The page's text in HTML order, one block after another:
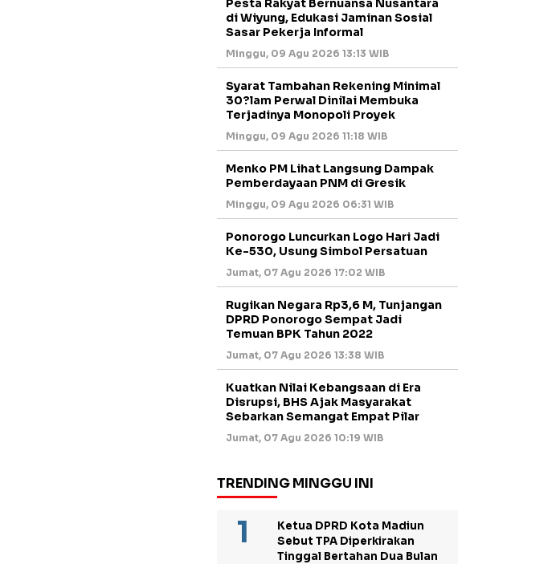
Pesta Rakyat Bernuansa Nusantara
di Wiyung, Edukasi Jaminan Sosial
Sasar Pekerja Informal
Minggu, 09 Agu 2026 13:13 WIB
Syarat Tambahan Rekening Minimal
30?lam Perwal Dinilai Membuka
Terjadinya Monopoli Proyek
Minggu, 09 Agu 2026 11:18 WIB
Menko PM Lihat Langsung Dampak
Pemberdayaan PNM di Gresik
Minggu, 09 Agu 2026 06:31 WIB
Ponorogo Luncurkan Logo Hari Jadi
Ke-530, Usung Simbol Persatuan
Jumat, 07 Agu 2026 17:02 WIB
Rugikan Negara Rp3,6 M, Tunjangan
DPRD Ponorogo Sempat Jadi
Temuan BPK Tahun 2022
Jumat, 07 Agu 2026 13:38 WIB
Kuatkan Nilai Kebangsaan di Era
Disrupsi, BHS Ajak Masyarakat
Sebarkan Semangat Empat Pilar
Jumat, 07 Agu 2026 10:19 WIB
TRENDING MINGGU INI
Ketua DPRD Kota Madiun
Sebut TPA Diperkirakan
Tinggal Bertahan Dua Bulan